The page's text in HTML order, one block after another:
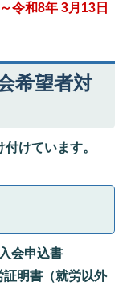
令和8年 3月13日
希望者対
けています。
会申込書
明書（就労以外